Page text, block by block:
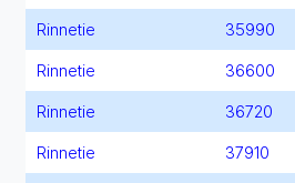
Rinnetie 35990
Rinnetie 36600
Rinnetie 36720
Rinnetie 37910